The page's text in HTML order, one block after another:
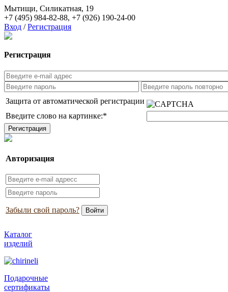
Мытищи, Силикатная, 19
+7 (495) 984-82-88, +7 (926) 190-24-00
Вход / Регистрация
Регистрация
Защита от автоматической регистрации
Введите слово на картинке:*
Авторизация
Забыли свой пароль?
Каталог
изделий
Подарочные
сертификаты